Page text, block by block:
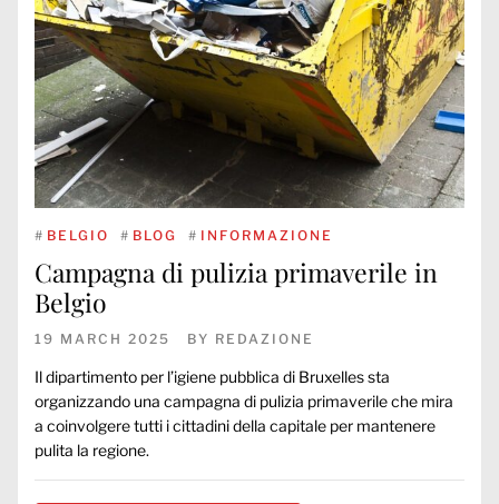
# BELGIO # BLOG # INFORMAZIONE
Campagna di pulizia primaverile in
Belgio
19 MARCH 2025 BY REDAZIONE
Il dipartimento per l’igiene pubblica di Bruxelles sta
organizzando una campagna di pulizia primaverile che mira
a coinvolgere tutti i cittadini della capitale per mantenere
pulita la regione.